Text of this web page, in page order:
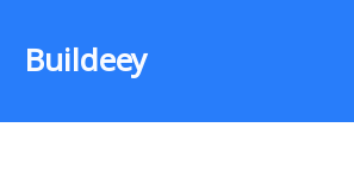
Buildeey